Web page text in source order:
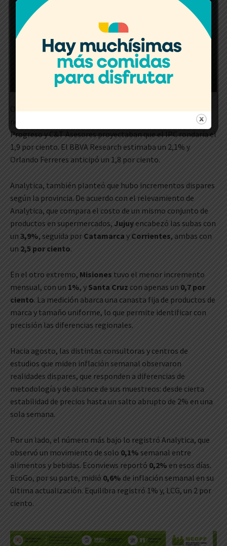
Otras consultoras como LCG también auguraban un
Progreso y C&T Asesores proyectaban que el IPC rondaría el
1,9 por ciento. El BBVA Research estimaba un 2,1% y
Orlando Ferreres anticipó un 1,8 por ciento.
Analytica, también planteó que hubo incrementos dispares
según la provincia. De acuerdo con el relevamiento de
Analytica, que compara el costo de un mismo conjunto de
productos en supermercados, Jujuy encabezó las subas con
un 3,9%, seguida por Catamarca y Corrientes, ambas con
un 2,5 por ciento.
En el otro extremo, Misiones tuvo el menor incremento
mensual, con un 1%, y Santa Cruz con apenas un 0,7 por
ciento. La medición abarca una canasta fija de productos de
marca y tamaño uniforme, lo que permite identificar con
precisión las diferencias regionales.
Hacia agosto, las distintas consultoras y centros de
estudios que miden inflación semanal observaron
realidades dispares, que responden a diferencias de
metodología y de alcance de sus muestreos: desde cierta
estabilidad de precios hasta un salto abrupto de 2% en una
sola semana.
Por un lado, el número más bajo lo registró Analytica, que
observó un movimiento de solo 0,1% semanal entre
alimentos y bebidas. Econviews reportó 0,2% en esos días.
EcoGo, por su parte, midió 0,6% de inflación semanal en su
última actualización. Equilibra registró 1% y, LCG, un 2 por
ciento.